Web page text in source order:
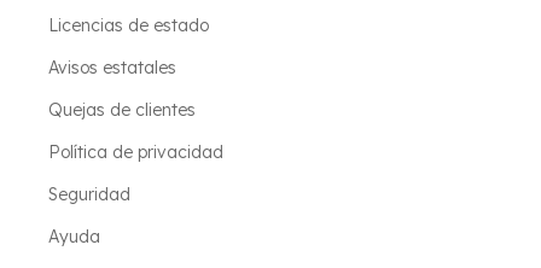
Licencias de estado
Avisos estatales
Quejas de clientes
Política de privacidad
Seguridad
Ayuda